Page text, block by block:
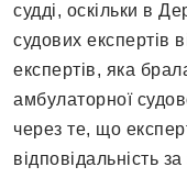
судді, оскільки в
судових експертів
експертів, яка
амбулаторної
через те, що
відповідальність